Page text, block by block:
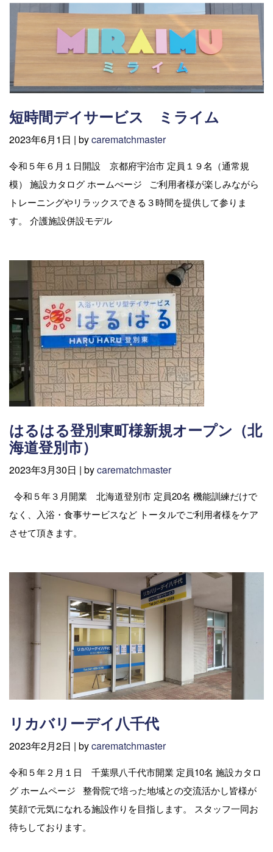
短時間デイサービス ミライム
2023年6月1日 | bycarematchmaster
令和５年６月１日開設 京都府宇治市 定員１９名（通常規
模） 施設カタログ ホームぺージ ご利用者様が楽しみながら
トレーニングやリラックスできる３時間を提供して参りま
す。 介護施設併設モデル
はるはる登別東町様新規オープン（北
海道登別市）
2023年3月30日 | bycarematchmaster
令和５年３月開業 北海道登別市 定員20名 機能訓練だけで
なく、入浴・食事サービスなど トータルでご利用者様をケア
させて頂きます。
リカバリーデイ八千代
2023年2月2日 | bycarematchmaster
令和５年２月１日 千葉県八千代市開業 定員10名 施設カタロ
グ ホームページ 整骨院で培った地域との交流活かし皆様が
笑顔で元気になれる施設作りを目指します。 スタッフ一同お
待ちしております。